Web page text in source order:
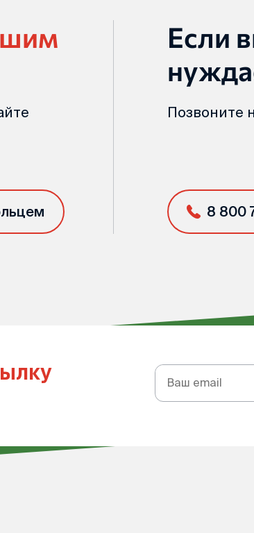
Если
Позвоните
8 800
Подписка
на